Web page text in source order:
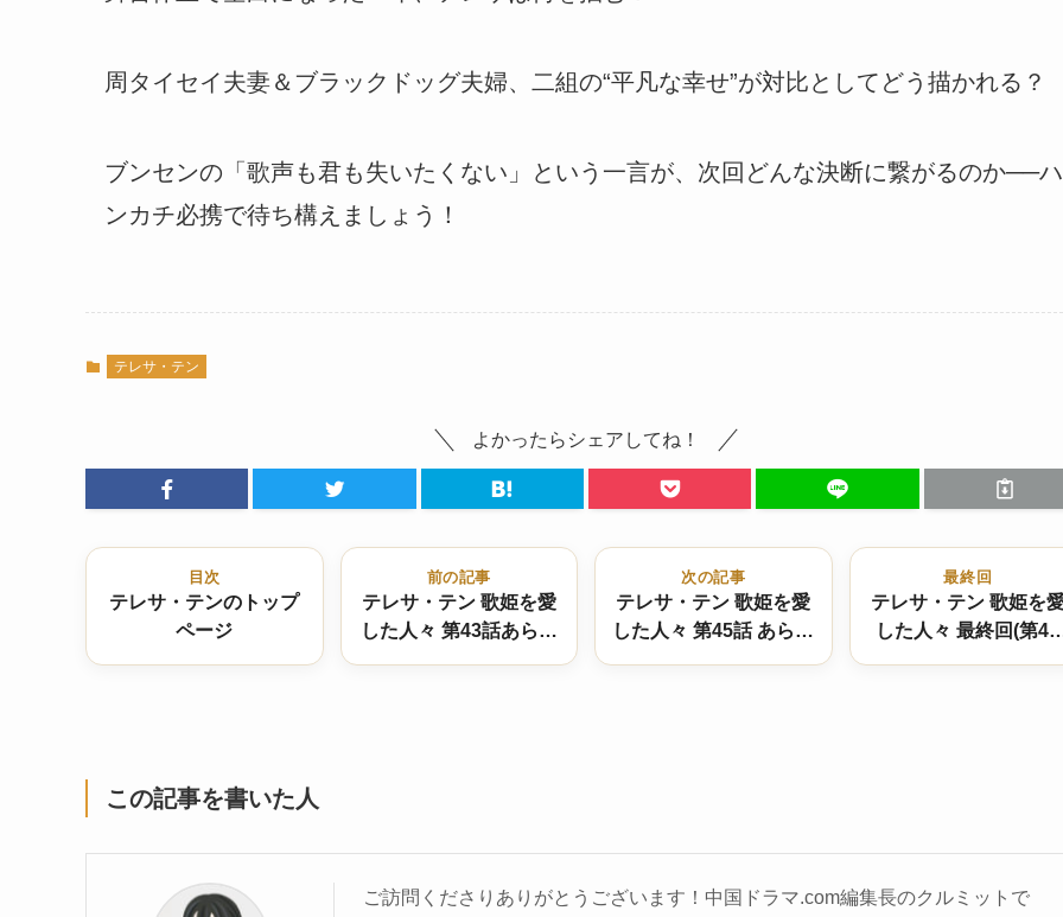
周タイセイ夫妻＆ブラックドッグ夫婦、二組の“平凡な幸せ”が対比としてどう描かれる？
ブンセンの「歌声も君も失いたくない」という一言が、次回どんな決断に繋がるのか──ハ
ンカチ必携で待ち構えましょう！
テレサ・テン
よかったらシェアしてね！
目次
テレサ・テンのトップ
ページ
前の記事
テレサ・テン 歌姫を愛
した人々 第43話あらす
次の記事
テレサ・テン 歌姫を愛
した人々 第45話 あらす
最終回
テレサ・テン 歌姫を
した人々 最終回(第48
この記事を書いた人
ご訪問くださりありがとうございます！中国ドラマ.com編集長のクルミットで